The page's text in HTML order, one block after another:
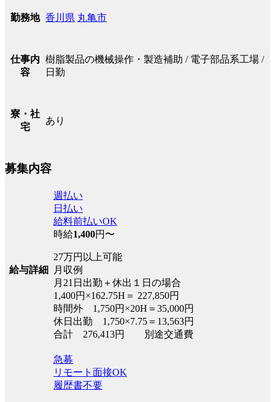
勤務地 香川県 丸亀市
仕事内
容
樹脂製品の機械操作・製造補助 / 電子部品系工場 /
日勤
寮・社
宅
あり
募集内容
給与詳細
週払い
日払い
給料前払いOK
時給1,400円〜
27万円以上可能
月収例
月21日出勤＋休出１日の場合
1,400円×162.75H＝ 227,850円
時間外 1,750円×20H＝35,000円
休日出勤 1,750×7.75＝13,563円
合計 276,413円 別途交通費
急募
リモート面接OK
履歴書不要